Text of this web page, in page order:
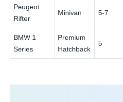
Peugeot
Rifter
Minivan 5-7
BMW 1
Series
Premium
Hatchback
5